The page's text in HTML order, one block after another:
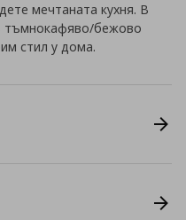
мечтаната кухня. В
тъмнокафяво/бежово
стил у дома.